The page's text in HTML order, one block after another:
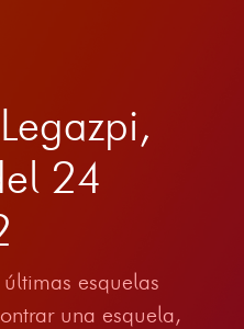
24
esquelas
una esquela,